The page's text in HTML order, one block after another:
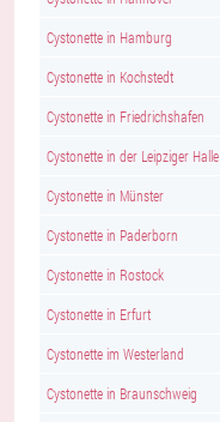
Cystonette in Hamburg
Cystonette in Kochstedt
Cystonette in Friedrichshafen
Cystonette in der Leipziger Halle
Cystonette in Münster
Cystonette in Paderborn
Cystonette in Rostock
Cystonette in Erfurt
Cystonette im Westerland
Cystonette in Braunschweig